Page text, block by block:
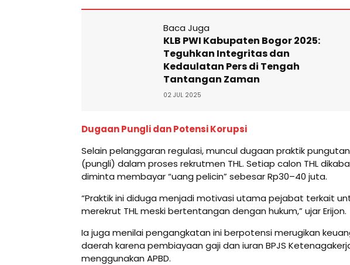
Baca Juga
KLB PWI Kabupaten Bogor 2025:
Teguhkan Integritas dan
Kedaulatan Pers di Tengah
Tantangan Zaman
02 JUL 2025
Dugaan Pungli dan Potensi Korupsi
Selain pelanggaran regulasi, muncul dugaan praktik
(pungli) dalam proses rekrutmen THL. Setiap calon THL
diminta membayar “uang pelicin” sebesar Rp30–40 juta.
“Praktik ini diduga menjadi motivasi utama pejabat terkait
merekrut THL meski bertentangan dengan hukum,” ujar Erijon.
Ia juga menilai pengangkatan ini berpotensi merugikan
daerah karena pembiayaan gaji dan iuran BPJS
menggunakan APBD.